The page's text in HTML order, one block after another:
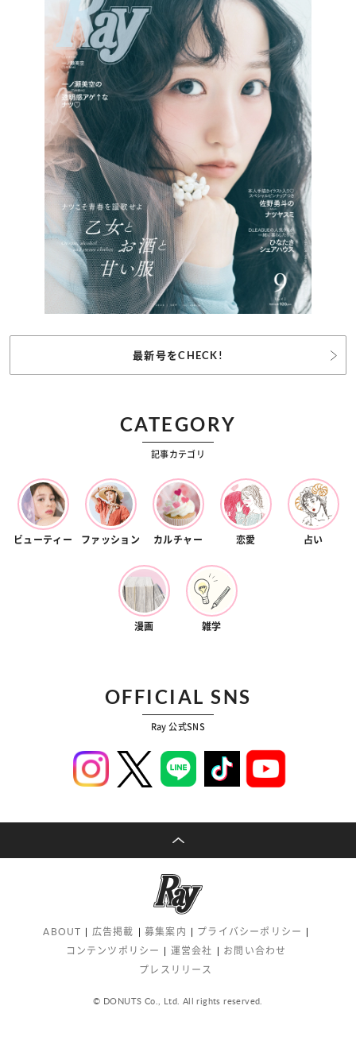
最新号をCHECK!
CATEGORY
記事カテゴリ
ビューティー ファッション カルチャー 恋愛 占い
漫画 雑学
OFFICIAL SNS
Ray 公式SNS
ABOUT 広告掲載 募集案内
プライバシーポリシー
コンテンツポリシー
運営会社
お問い合わせ
プレスリリース
© DONUTS Co., Ltd. All rights reserved.